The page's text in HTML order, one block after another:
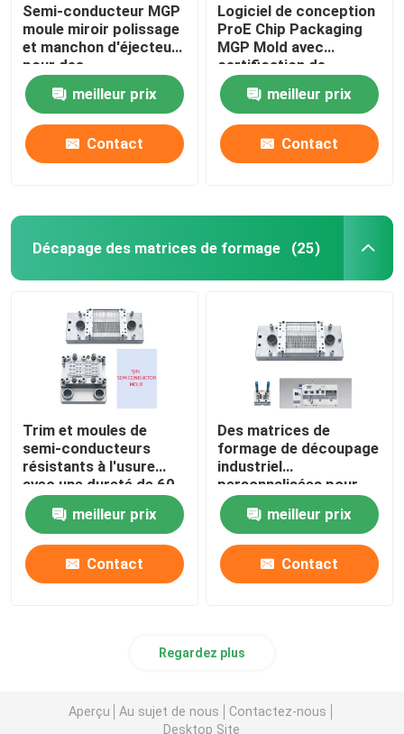
Semi-conducteur MGP
moule miroir polissage
et manchon d'éjecteur
pour des
performances élevées
meilleur prix
Contact
Logiciel de conception
ProE Chip Packaging
MGP Mold avec
certification de
contrôle ISO9001
2015
meilleur prix
Contact
Décapage des matrices de formage (25)
Trim et moules de
semi-conducteurs
résistants à l'usure
avec une dureté de 60
à 65 HRC
meilleur prix
Contact
Des matrices de
formage de découpage
industriel
personnalisées pour
des performances
durablesmeilleur prix
Contact
Regardez plus
Aperçu Au sujet de nous
Contactez-nous
Desktop Site